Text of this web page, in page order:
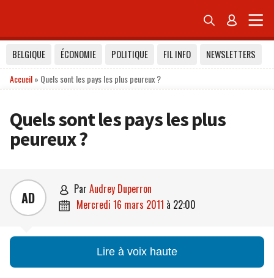
 
BELGIQUE ÉCONOMIE POLITIQUE FIL INFO
NEWSLETTERS
Accueil» Quels sont les pays les plus peureux ?
Quels sont les pays les plus
peureux ?
AD  par Audrey Duperron
 mercredi 16 mars 2011 à 22:00
Lire à voix haute